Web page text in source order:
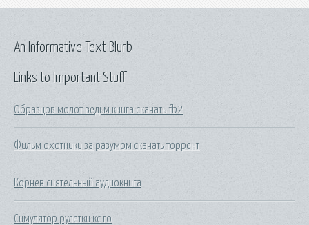
Links to Important Stuff
Образцов молот ведьм книга скачать fb2
Фильм охотники за разумом скачать торрент
Корнев сиятельный аудиокнига
Симулятор рулетки кс го
An Informative Text Blurb